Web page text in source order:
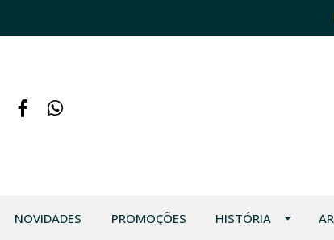
NOVIDADES PROMOÇÕES HISTÓRIA